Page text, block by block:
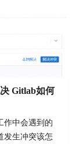
的持续发
价值，帮助
理员需要对
团队成员的
最佳实践：
Gitlab如何
作中会遇到的
发生冲突该怎